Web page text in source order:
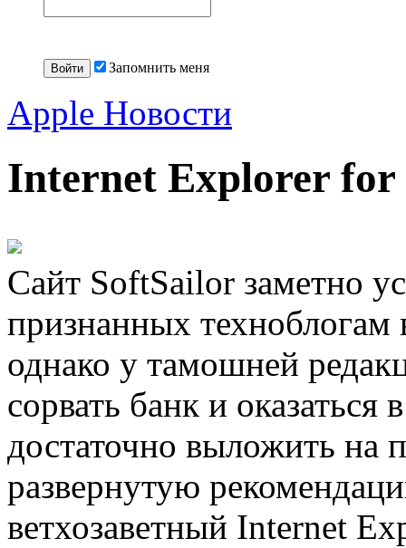
Запомнить меня
Apple Новости
Internet Explorer for
Сайт SoftSailor заметно
признанных
однако у тамошней
сорвать банк и
достаточно выложить на
развернутую
ветхозаветный Internet